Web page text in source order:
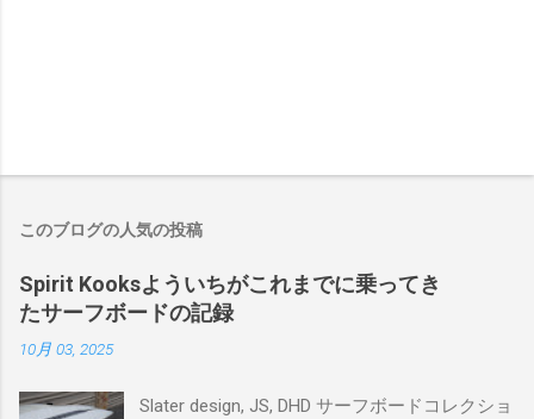
このブログの人気の投稿
Spirit Kooksよういちがこれまでに乗ってき
たサーフボードの記録
10月 03, 2025
Slater design, JS, DHD サーフボードコレクショ